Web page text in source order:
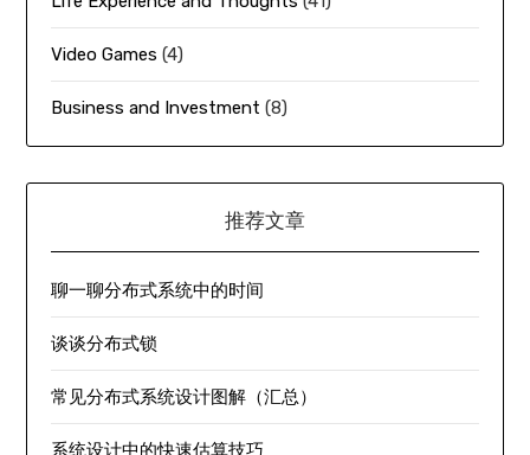
Video Games (4)
Business and Investment (8)
推荐文章
聊一聊分布式系统中的时间
谈谈分布式锁
常见分布式系统设计图解（汇总）
系统设计中的快速估算技巧